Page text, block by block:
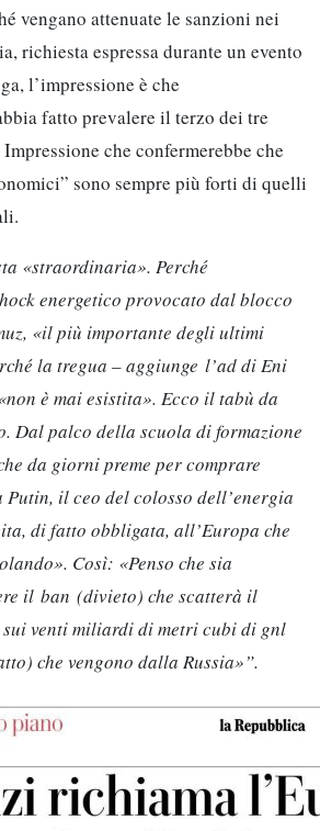
vengano attenuate le sanzioni nei
richiesta espressa durante un evento
l’impressione è che
fatto prevalere il terzo dei tre
che confermerebbe che
sono sempre più forti di quelli
«straordinaria». Perché
energetico provocato dal blocco
«il più importante degli ultimi
la tregua – aggiunge l’ad di Eni
è mai esistita». Ecco il tabù da
Dal palco della scuola di formazione
da giorni preme per comprare
il ceo del colosso dell’energia
di fatto obbligata, all’Europa che
Così: «Penso che sia
il ban (divieto) che scatterà il
venti miliardi di metri cubi di gnl
che vengono dalla Russia»”.